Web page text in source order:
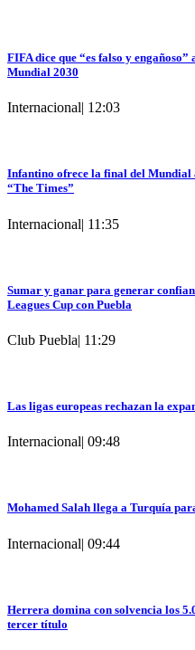
FIFA dice que “es falso y
Mundial 2030
Internacional| 12:03
Infantino ofrece la final del Mundial
“The Times”
Internacional| 11:35
Sumar y ganar para generar
Leagues Cup con Puebla
Club Puebla| 11:29
Las ligas europeas rechazan la
Internacional| 09:48
Mohamed Salah llega a Turquía
Internacional| 09:44
Herrera domina con solvencia los
tercer título